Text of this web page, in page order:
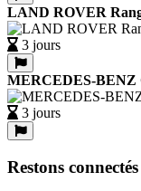
LAND ROVER
3 jours
MERCEDES-BENZ
3 jours
Restons connectés